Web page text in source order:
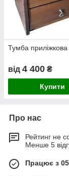
Тумба приліжкова
від 4 400 ₴
Купити
Про нас
Рейтинг не
Менше 5
Працює з